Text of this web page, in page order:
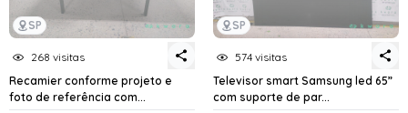
SP
268 visitas
Recamier conforme projeto e
foto de referência com...
SP
574 visitas
Televisor smart Samsung led 65”
com suporte de par...